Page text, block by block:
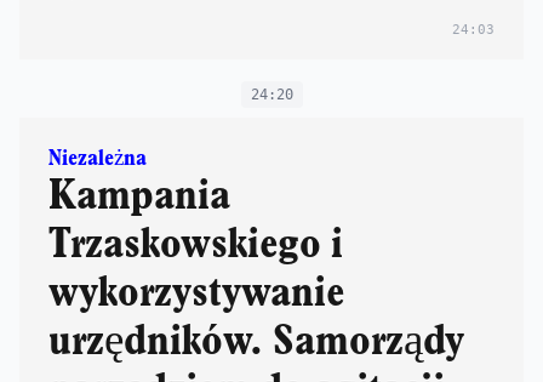
24:03
24:20
Niezależna
Kampania
Trzaskowskiego i
wykorzystywanie
urzędników. Samorządy